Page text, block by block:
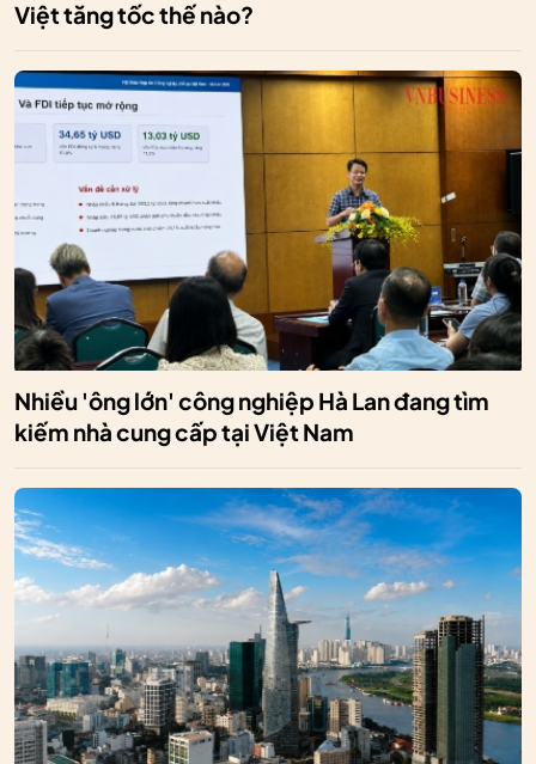
Việt tăng tốc thế nào?
Nhiều 'ông lớn' công nghiệp Hà Lan đang tìm
kiếm nhà cung cấp tại Việt Nam